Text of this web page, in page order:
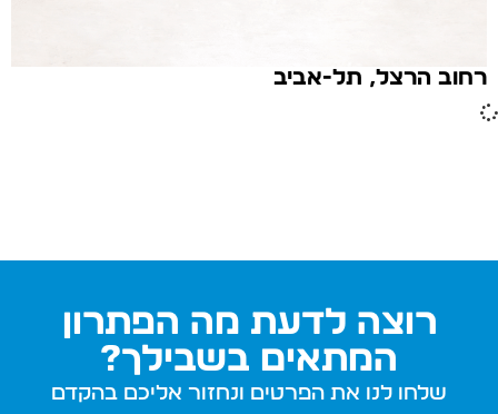
רחוב הרצל, תל-אביב
רוצה לדעת מה הפתרון
המתאים בשבילך?
שלחו לנו את הפרטים ונחזור אליכם בהקדם